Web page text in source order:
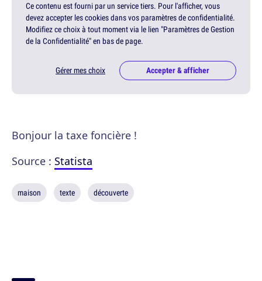
Ce contenu est fourni par un service tiers. Pour l'afficher, vous
devez accepter les cookies dans vos paramètres de confidentialité.
Modifiez ce choix à tout moment via le lien "Paramètres de Gestion
de la Confidentialité" en bas de page.
Gérer mes choix Accepter & afficher
Bonjour la taxe foncière !
Source : Statista
maison texte découverte